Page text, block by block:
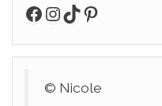
Facebook
Instagram
TikTok
Pinterest
© Nicole